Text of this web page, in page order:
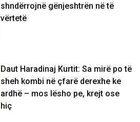
shndërrojnë gënjeshtrën në të
vërtetë
Daut Haradinaj Kurtit: Sa mirë po të
sheh kombi në çfarë derexhe ke
ardhë – mos lësho pe, krejt ose
hiç